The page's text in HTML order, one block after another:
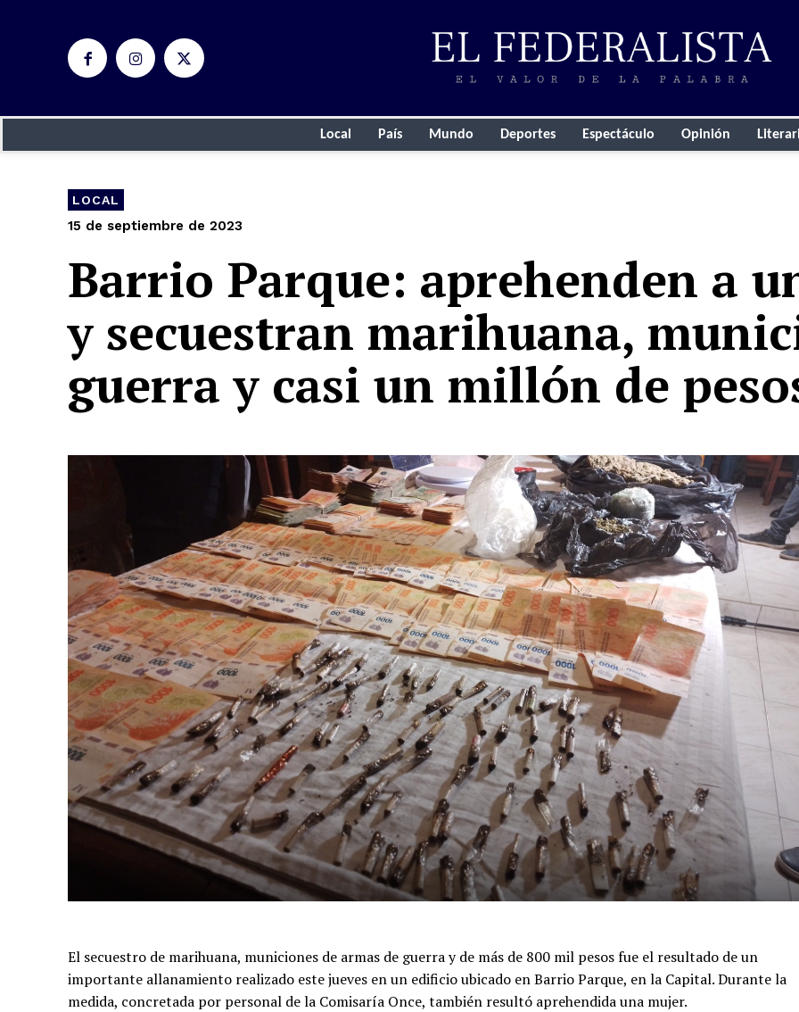
Local País Mundo Deportes Espectáculo Opinión
LOCAL
15 de septiembre de 2023
Barrio Parque: aprehenden a
y secuestran marihuana,
guerra y casi un millón de
El secuestro de marihuana, municiones de armas de guerra y de más de 800 mil pesos fue el resultado de un
importante allanamiento realizado este jueves en un edificio ubicado en Barrio Parque, en la Capital. Durante la
medida, concretada por personal de la Comisaría Once, también resultó aprehendida una mujer.